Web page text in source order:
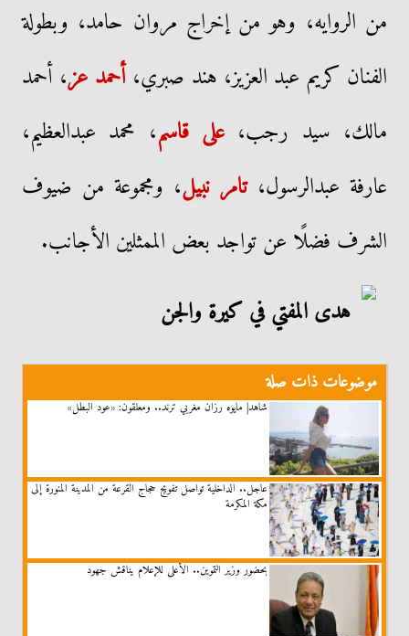
من الروايه، وهو من إخراج مروان حامد، وبطولة
الفنان كريم عبد العزيز، هند صبري،أحمد عز، أحمد
مالك، سيد رجب، على قاسم، محمد عبدالعظيم،
عارفة عبدالرسول،تامر نبيل، ومجموعة من ضيوف
الشرف فضلًا عن تواجد بعض الممثلين الأجانب.
موضوعات ذات صلة
شاهد| مايوه رزان مغربي ترند.. ومعلقون: «عود البطل»
عاجل.. الداخلية تواصل تفويج حجاج القرعة من المدينة المنورة إلى
مكة المكرمة
بحضور وزير التموين.. الأعلى للإعلام يناقش جهود